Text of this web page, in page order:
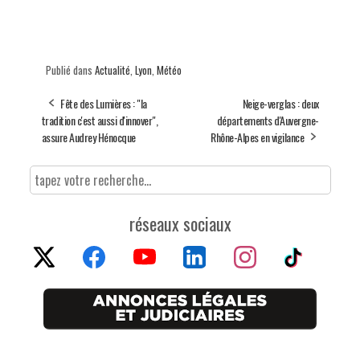
Publié dans Actualité Lyon Météo
Fête des Lumières : "la
tradition c'est aussi d'innover",
assure Audrey Hénocque
Neige-verglas : deux
départements d'Auvergne-
Rhône-Alpes en vigilance
réseaux sociaux